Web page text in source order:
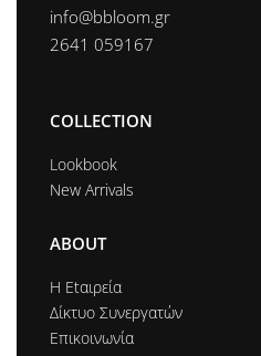
info@bbloom.gr
2641 059167
COLLECTION
Lookbook
New Arrivals
ABOUT
Η Εtαιρεία
Δίκτυο Συνεργατών
Επικοινωνία